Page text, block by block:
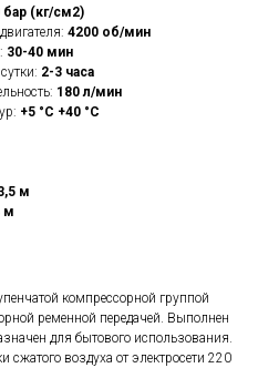
бар (кг/см2)
4200 об/мин
30-40 мин
2-3 часа
180 л/мин
+5 °C +40 °C
м
м
компрессорной группой
ременной передачей. Выполнен
для бытового использования.
сжатого воздуха от электросети 220